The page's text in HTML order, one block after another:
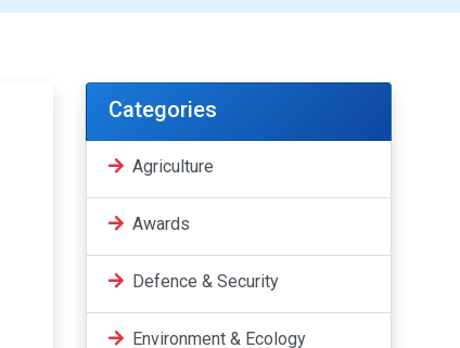
Categories
Agriculture
Awards
Defence & Security
Environment & Ecology